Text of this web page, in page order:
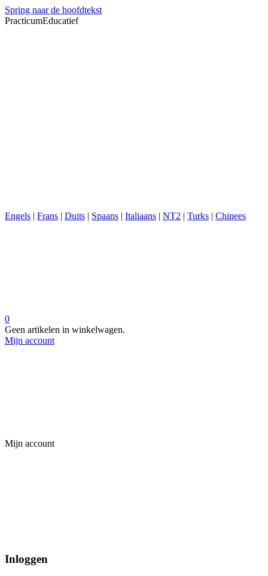
Spring naar de hoofdtekst
PracticumEducatief
Engels | Frans | Duits | Spaans | Italiaans | NT2 | Turks | Chinees
0
Geen artikelen in winkelwagen.
Mijn account
Mijn account
Inloggen